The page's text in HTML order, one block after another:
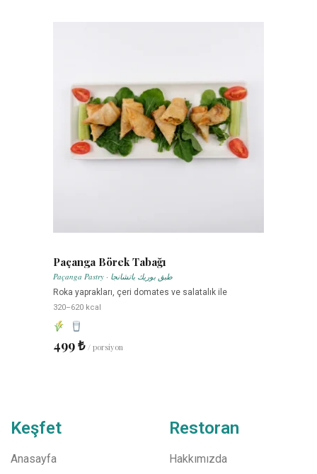
Paçanga Börek Tabağı
Paçanga Pastry · طبق بوريك باتشانجا
Roka yaprakları, çeri domates ve salatalık ile
320–620 kcal
499 ₺ / porsiyon
Keşfet
Anasayfa
Restoran
Hakkımızda